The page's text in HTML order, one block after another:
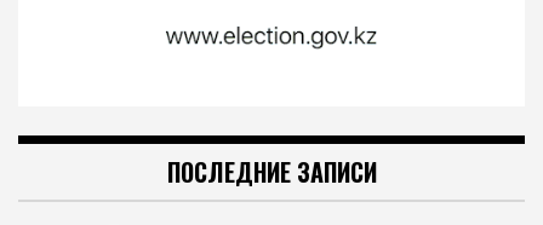
ПОСЛЕДНИЕ ЗАПИСИ